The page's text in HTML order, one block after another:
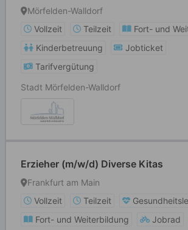
Grund- und Förderschullehrer:innen
Mörfelden-Walldorf
Vollzeit
Teilzeit
Fort- und
Kinderbetreuung
Jobticket
Tarifvergütung
Stadt Mörfelden-Walldorf
Erzieher (m/w/d) Diverse Kitas
Frankfurt am Main
Vollzeit
Teilzeit
Fort- und Weiterbildung
Jobrad